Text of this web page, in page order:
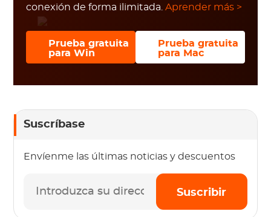
conexión de forma ilimitada. Aprender más >
Prueba gratuita
para Win
Prueba gratuita
para Mac
Suscríbase
Envíenme las últimas noticias y descuentos
Suscribir